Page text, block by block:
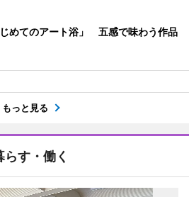
めてのアート浴」 五感で味わう作品
もっと見る
らす・働く